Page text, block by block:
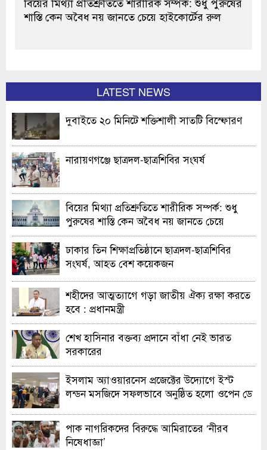
শাস্তি কেন অবৈধ নয় জানতে চেয়ে হাইকোর্টের রুল
LATEST NEWS
দুবাইতে ২০ মিনিটে শক্তিশালী সাতটি বিস্ফোরণ
নারায়ণগঞ্জে ছাত্রদল-ছাত্রশিবির সংঘর্ষ
বিয়ের মিথ্যা প্রতিশ্রুতিতে শারীরিক সম্পর্ক: শুধু
পুরুষের শাস্তি কেন অবৈধ নয় জানতে চেয়ে
হাইকোর্টের রুল
ঢাকার তিন শিক্ষাপ্রতিষ্ঠানে ছাত্রদল-ছাত্রশিবির
সংঘর্ষ, আহত বেশ কয়েকজন
শহীদের আত্মত্যাগে গড়া জাতীয় ঐক্য রক্ষা করতে
হবে : প্রধানমন্ত্রী
শেখ হাসিনার বক্তব্য প্রদানে বাঁধা নেই ভারত
সরকারের
ইসলাম অ্যাওয়ারনেস প্রজেক্টের উদ্যোগে ইস্ট
লন্ডন মসজিদে সফলভাবে অনুষ্ঠিত হলো ওপেন ডে
পাক নাগরিকদের বিরুদ্ধে আমিরাতের ‘নীরব
নিষেধাজ্ঞা’